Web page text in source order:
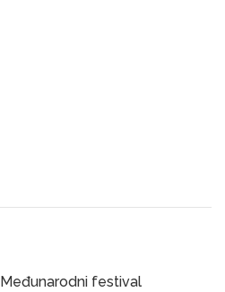
Međunarodni festival